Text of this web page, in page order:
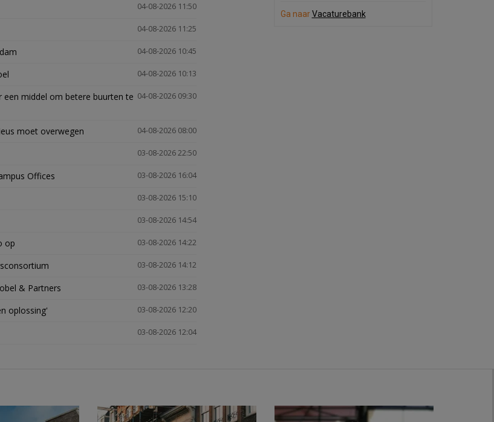
04-08-2026 11:50
04-08-2026 11:25
04-08-2026 10:45
04-08-2026 10:13
04-08-2026 09:30
een middel om betere buurten te
04-08-2026 08:00
moet overwegen
03-08-2026 22:50
03-08-2026 16:04
Offices
03-08-2026 15:10
03-08-2026 14:54
03-08-2026 14:22
op
03-08-2026 14:12
03-08-2026 13:28
& Partners
03-08-2026 12:20
oplossing'
03-08-2026 12:04
Ga naarVacaturebank